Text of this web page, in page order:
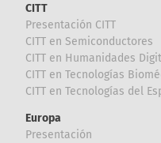
CITT
Presentación CITT
CITT en Semiconductores
CITT en Humanidades
CITT en Tecnologías
CITT en Tecnologías del
Europa
Presentación